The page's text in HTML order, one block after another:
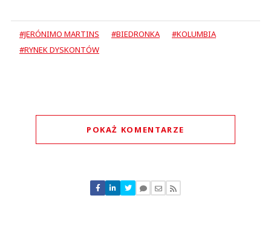
#JERÓNIMO MARTINS #BIEDRONKA
#KOLUMBIA
#RYNEK DYSKONTÓW
POKAŻ KOMENTARZE
Nie znaleziono komentarzy
Zostaw swoje komentarze